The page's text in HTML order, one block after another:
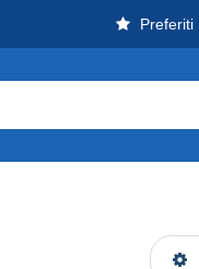
Preferiti